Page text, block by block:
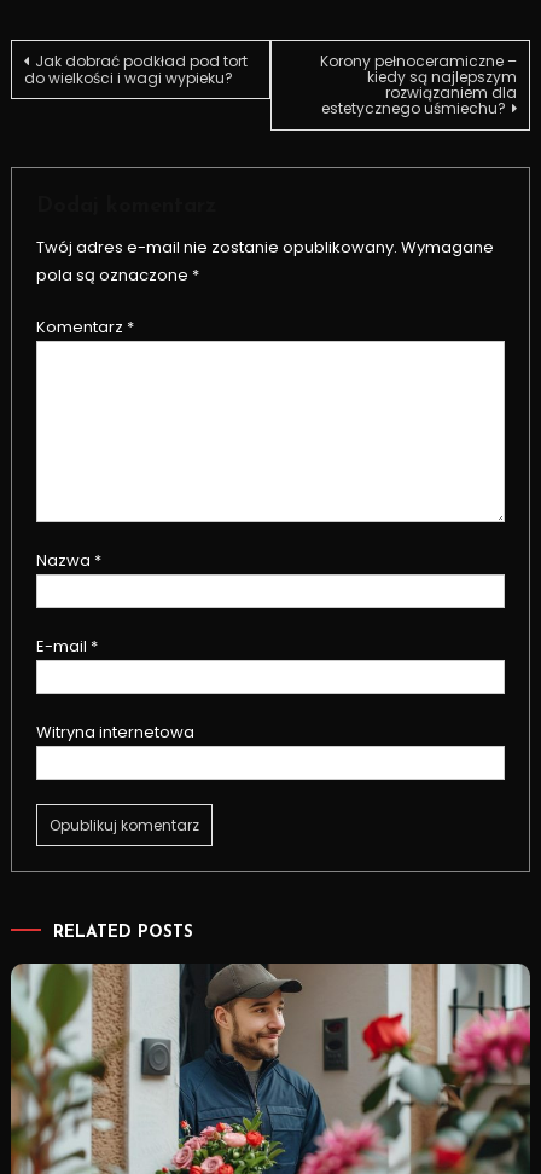
Nawigacja
Jak dobrać podkład pod tort
do wielkości i wagi wypieku?
Korony pełnoceramiczne –
kiedy są najlepszym
rozwiązaniem dla
estetycznego uśmiechu?
Twój adres e-mail nie zostanie opublikowany. Wymagane
pola są oznaczone *
Komentarz *
Nazwa *
E-mail *
Witryna internetowa
RELATED POSTS